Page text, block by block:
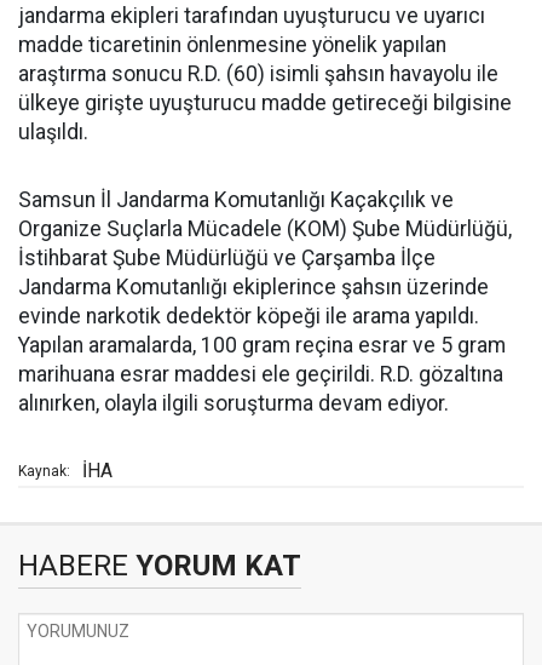
jandarma ekipleri tarafından uyuşturucu ve uyarıcı
madde ticaretinin önlenmesine yönelik yapılan
araştırma sonucu R.D. (60) isimli şahsın havayolu ile
ülkeye girişte uyuşturucu madde getireceği bilgisine
ulaşıldı.
Samsun İl Jandarma Komutanlığı Kaçakçılık ve
Organize Suçlarla Mücadele (KOM) Şube Müdürlüğü,
İstihbarat Şube Müdürlüğü ve Çarşamba İlçe
Jandarma Komutanlığı ekiplerince şahsın üzerinde
evinde narkotik dedektör köpeği ile arama yapıldı.
Yapılan aramalarda, 100 gram reçina esrar ve 5 gram
marihuana esrar maddesi ele geçirildi. R.D. gözaltına
alınırken, olayla ilgili soruşturma devam ediyor.
Kaynak: İHA
HABERE YORUM KAT